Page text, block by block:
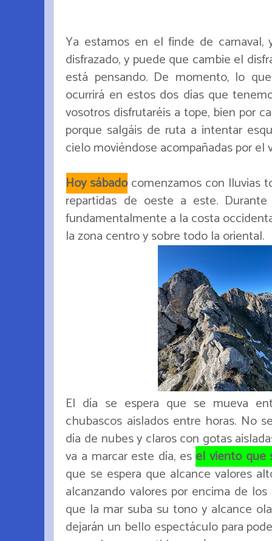
Ya estamos en el finde de
disfrazado, y puede que cambie el
está pensando. De momento, lo
ocurrirá en estos dos días que
vosotros disfrutaréis a tope, bien por
porque salgáis de ruta a intentar
cielo moviéndose acompañadas por el
Hoy sábadocomenzamos con lluvias
repartidas de oeste a este.
fundamentalmente a la costa
la zona centro y sobre todo la oriental.
El día se espera que se mueva
chubascos aislados entre horas. No
día de nubes y claros con gotas
va a marcar este día, es el viento que
que se espera que alcance valores
alcanzando valores por encima de
que la mar suba su tono y alcance
dejarán un bello espectáculo para